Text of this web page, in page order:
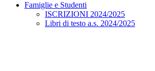
Famiglie e Studenti
ISCRIZIONI 2024/2025
Libri di testo a.s. 2024/2025